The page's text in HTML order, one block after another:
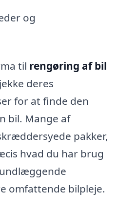
og
til rengøring af bil
deres
for at finde den
bil. Mange af
pakker,
hvad du har brug
omfattende bilpleje.